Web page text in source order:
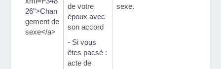
26">Chan
gement de
sexe</a>
de votre
époux avec
son accord
- Si vous
êtes pacsé :
acte de
sexe.